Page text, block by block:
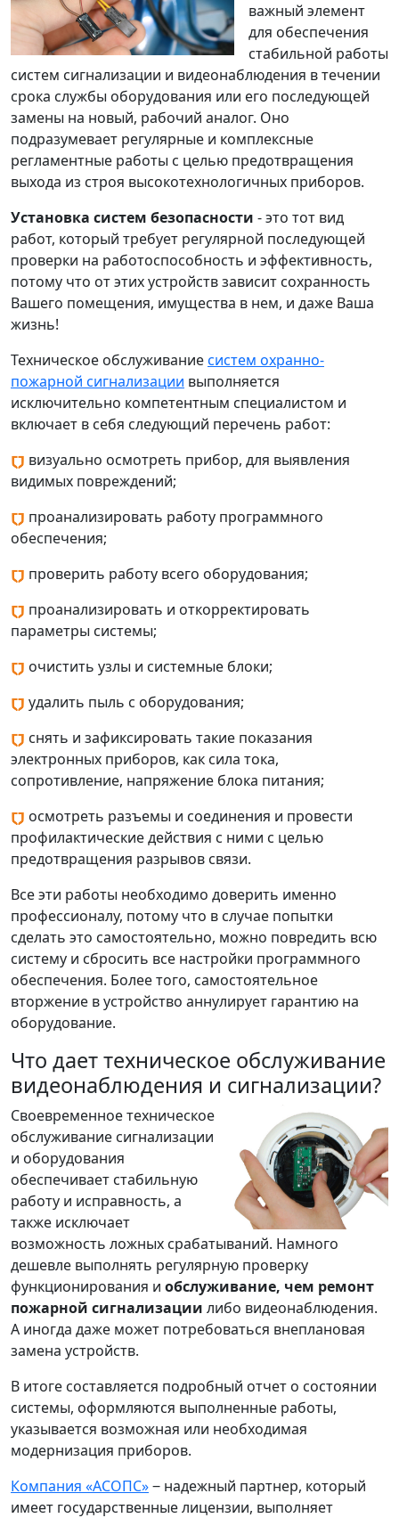
важный элемент
для обеспечения
стабильной работы
систем сигнализации и видеонаблюдения в течении
срока службы оборудования или его последующей
замены на новый, рабочий аналог. Оно
подразумевает регулярные и комплексные
регламентные работы с целью предотвращения
выхода из строя высокотехнологичных приборов.
Установка систем безопасности - это тот вид
работ, который требует регулярной последующей
проверки на работоспособность и эффективность,
потому что от этих устройств зависит сохранность
Вашего помещения, имущества в нем, и даже Ваша
жизнь!
Техническое обслуживаниесистем охранно-
пожарной сигнализации выполняется
исключительно компетентным специалистом и
включает в себя следующий перечень работ:
визуально осмотреть прибор, для выявления
видимых повреждений;
проанализировать работу программного
обеспечения;
проверить работу всего оборудования;
проанализировать и откорректировать
параметры системы;
очистить узлы и системные блоки;
удалить пыль с оборудования;
снять и зафиксировать такие показания
электронных приборов, как сила тока,
сопротивление, напряжение блока питания;
осмотреть разъемы и соединения и провести
профилактические действия с ними с целью
предотвращения разрывов связи.
Все эти работы необходимо доверить именно
профессионалу, потому что в случае попытки
сделать это самостоятельно, можно повредить всю
систему и сбросить все настройки программного
обеспечения. Более того, самостоятельное
вторжение в устройство аннулирует гарантию на
оборудование.
Что дает техническое обслуживание
видеонаблюдения и сигнализации?
Своевременное техническое
обслуживание сигнализации
и оборудования
обеспечивает стабильную
работу и исправность, а
также исключает
возможность ложных срабатываний. Намного
дешевле выполнять регулярную проверку
функционирования и обслуживание, чем ремонт
пожарной сигнализации либо видеонаблюдения.
А иногда даже может потребоваться внеплановая
замена устройств.
В итоге составляется подробный отчет о состоянии
системы, оформляются выполненные работы,
указывается возможная или необходимая
модернизация приборов.
Компания «АСОПС»‒ надежный партнер, который
имеет государственные лицензии, выполняет